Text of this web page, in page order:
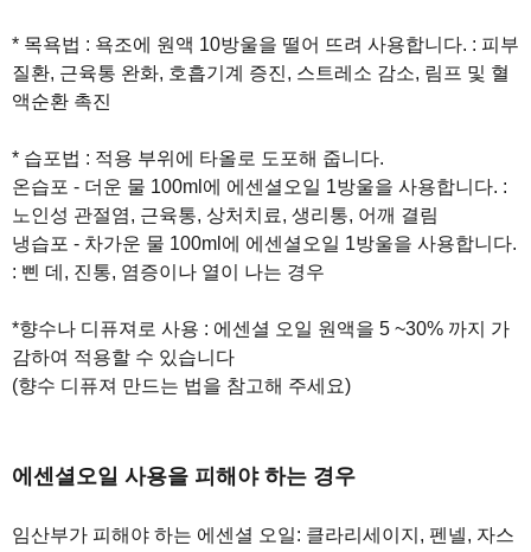
* 목욕법 : 욕조에 원액 10방울을 떨어 뜨려 사용합니다. : 피부
질환, 근육통 완화, 호흡기계 증진, 스트레소 감소, 림프 및 혈
액순환 촉진
* 습포법 : 적용 부위에 타올로 도포해 줍니다.
온습포 - 더운 물 100ml에 에센셜오일 1방울을 사용합니다. :
노인성 관절염, 근육통, 상처치료, 생리통, 어깨 결림
냉습포 - 차가운 물 100ml에 에센셜오일 1방울을 사용합니다.
: 삔 데, 진통, 염증이나 열이 나는 경우
*향수나 디퓨져로 사용 : 에센셜 오일 원액을 5 ~30% 까지 가
감하여 적용할 수 있습니다
(향수 디퓨져 만드는 법을 참고해 주세요)
에센셜오일 사용을 피해야 하는 경우
임산부가 피해야 하는 에센셜 오일: 클라리세이지, 펜넬, 자스